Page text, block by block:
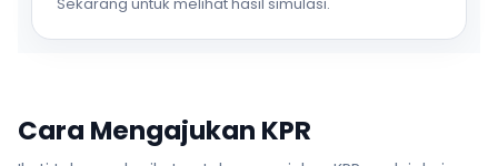
Cara Mengajukan KPR